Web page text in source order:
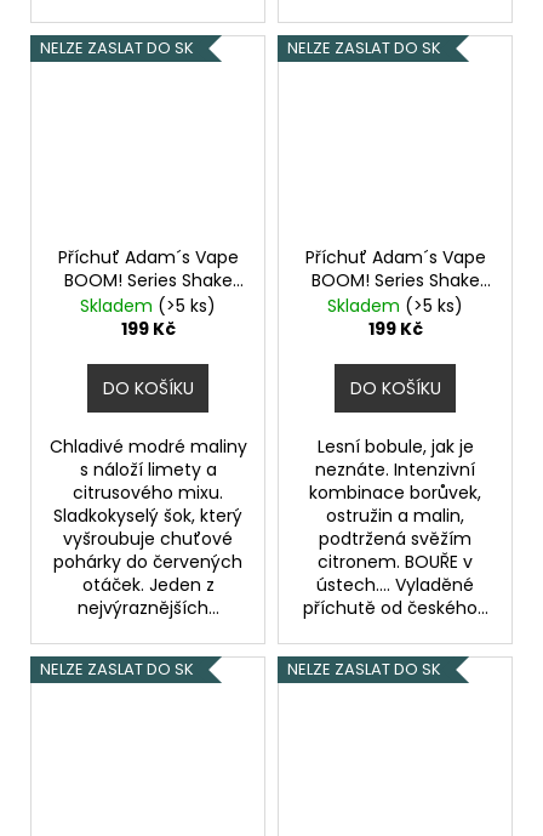
NELZE ZASLAT DO SK
Příchuť Adam´s Vape
BOOM! Series Shake
and Vape 5ml Blue Raz
Lime
Skladem (>5 ks)
199 Kč
DO KOŠÍKU
Chladivé modré maliny
s náloží limety a
citrusového mixu.
Sladkokyselý šok, který
vyšroubuje chuťové
pohárky do červených
otáček. Jeden z
nejvýraznějších...
NELZE ZASLAT DO SK
Příchuť Adam´s Vape
BOOM! Series Shake
and Vape 5ml Berry
Burst
Skladem (>5 ks)
199 Kč
DO KOŠÍKU
Lesní bobule, jak je
neznáte. Intenzivní
kombinace borůvek,
ostružin a malin,
podtržená svěžím
citronem. BOUŘE v
ústech.... Vyladěné
příchutě od českého...
NELZE ZASLAT DO SK NELZE ZASLAT DO SK